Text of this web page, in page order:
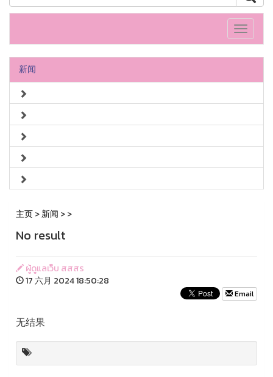
Toggle
新闻
主页>新闻 >>
No result
ผู้ดูแลเว็บ สสสร
17 六月 2024 18:50:28
Email
无结果